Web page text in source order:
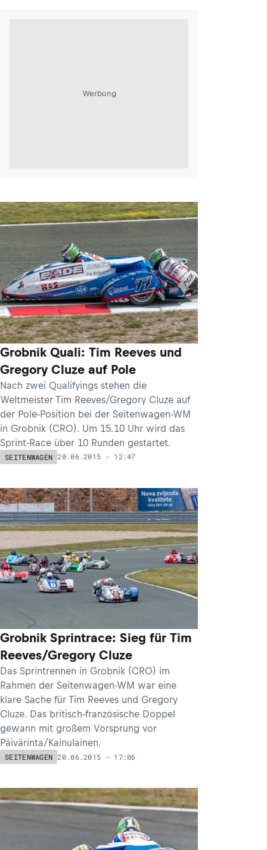
Werbung
Grobnik Quali: Tim Reeves und
Gregory Cluze auf Pole
Nach zwei Qualifyings stehen die
Weltmeister Tim Reeves/Gregory Cluze auf
der Pole-Position bei der Seitenwagen-WM
in Grobnik (CRO). Um 15.10 Uhr wird das
Sprint-Race über 10 Runden gestartet.
SEITENWAGEN 20.06.2015 - 12:47
Grobnik Sprintrace: Sieg für Tim
Reeves/Gregory Cluze
Das Sprintrennen in Grobnik (CRO) im
Rahmen der Seitenwagen-WM war eine
klare Sache für Tim Reeves und Gregory
Cluze. Das britisch-französische Doppel
gewann mit großem Vorsprung vor
Päivärinta/Kainulainen.
SEITENWAGEN 20.06.2015 - 17:06